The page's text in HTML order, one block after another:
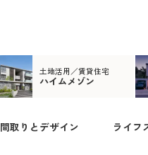
土地活用／賃貸住宅
ハイムメゾン
間取りとデザイン ライフ